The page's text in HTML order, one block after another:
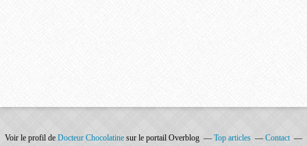
Voir le profil de Docteur Chocolatine sur le portail Overblog Top articles Contact